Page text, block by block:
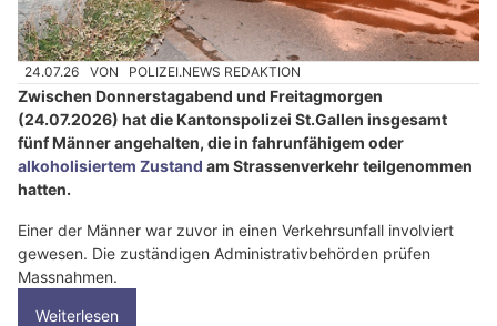
24.07.26 VON POLIZEI.NEWS REDAKTION
Zwischen Donnerstagabend und Freitagmorgen
(24.07.2026) hat die Kantonspolizei St.Gallen insgesamt
fünf Männer angehalten, die in fahrunfähigem oder
alkoholisiertem Zustand am Strassenverkehr teilgenommen
hatten.
Einer der Männer war zuvor in einen Verkehrsunfall involviert
gewesen. Die zuständigen Administrativbehörden prüfen
Massnahmen.
Weiterlesen